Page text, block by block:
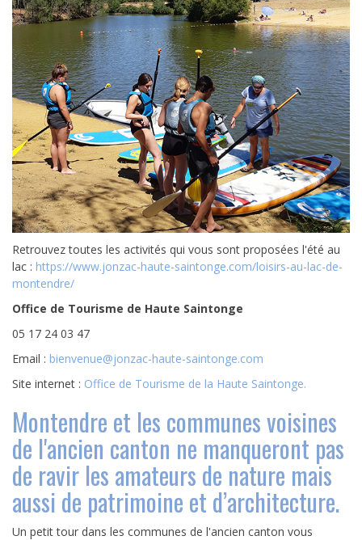
Retrouvez toutes les activités qui vous sont proposées l'été au
lac : https://www.jonzac-haute-saintonge.com/loisirs-au-lac-de-
montendre/
Office de Tourisme de Haute Saintonge
05 17 24 03 47
Email : bienvenue@jonzac-haute-saintonge.com
Site internet : Office de Tourisme de la Haute Saintonge.
Montendre et les communes voisines
de l'ancien canton ne manqueront pas
de ravir les amateurs de nature mais
aussi de patrimoine et d’architecture.
Un petit tour dans les communes de l'ancien canton vous